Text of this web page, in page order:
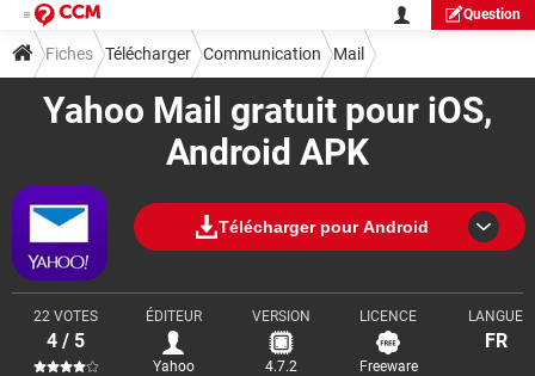
Question
Yahoo Mail gratuit pour iOS,
Android APK
Télécharger pour Android
22 VOTES
4 / 5
ÉDITEUR
Yahoo
VERSION
4.7.2
LICENCE
Freeware
LANGUE
FR
Fiches Télécharger Communication Mail